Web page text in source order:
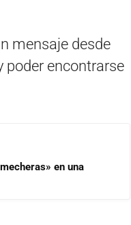
mensaje desde
poder encontrarse
en una